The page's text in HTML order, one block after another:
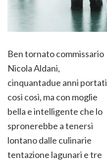
Ben tornato commissario
Nicola Aldani,
cinquantadue anni portati
così così, ma con moglie
bella e intelligente che lo
spronerebbe a tenersi
lontano dalle culinarie
tentazione lagunari e tre